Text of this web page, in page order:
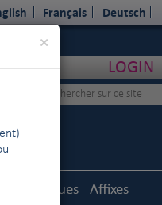
×Close
Français Deutsch
LOGIN
Statistiques Affixes